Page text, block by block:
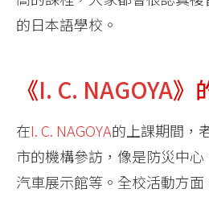
的日本語學校。
《I. C. NAGOYA》
在I. C. NAGOYA的上課期間，
市的機構參訪，像是防災中
汽車展示館等。全校活動方